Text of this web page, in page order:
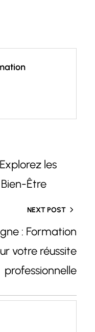
les
Être
NEXT POST
: Formation
votre réussite
professionnelle